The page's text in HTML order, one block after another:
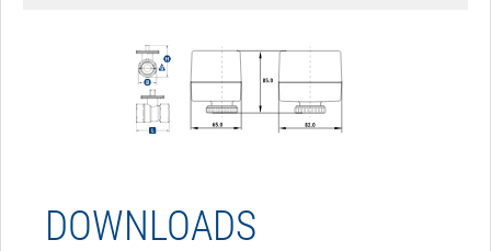
DOWNLOADS